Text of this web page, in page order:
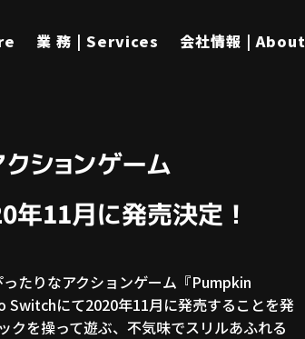
業 務 | Services 会社情報 | About
ションゲーム
年11月に発売決定！
たりなアクションゲーム『Pumpkin
にて2020年11月に発売することを発
クを操って遊ぶ、不気味でスリルあふれる